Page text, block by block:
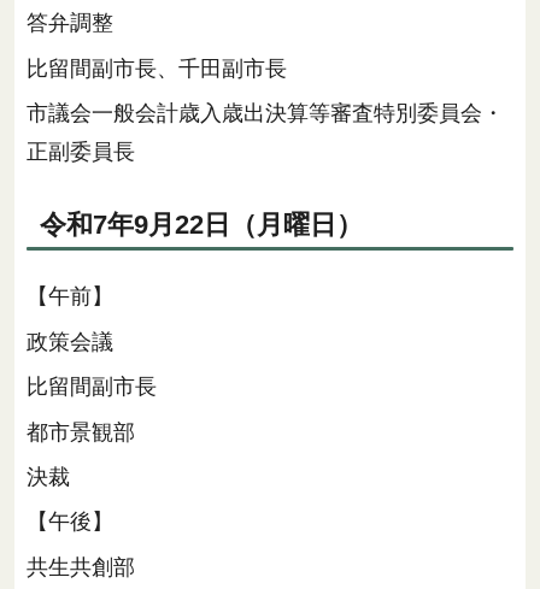
答弁調整
比留間副市長、千田副市長
市議会一般会計歳入歳出決算等審査特別委員会・
正副委員長
令和7年9月22日（月曜日）
【午前】
政策会議
比留間副市長
都市景観部
決裁
【午後】
共生共創部